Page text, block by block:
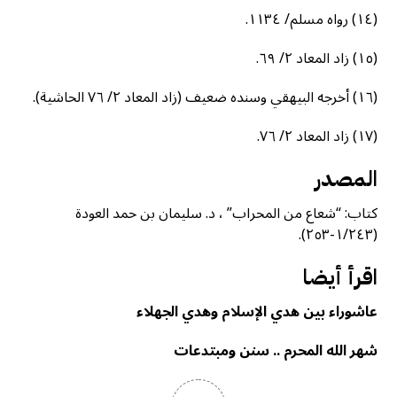
(١٤) رواه مسلم/ ١١٣٤.
(١٥) زاد المعاد ٢/ ٦٩.
(١٦) أخرجه البيهقي وسنده ضعيف (زاد المعاد ٢/ ٧٦ الحاشية).
(١٧) زاد المعاد ٢/ ٧٦.
المصدر
كتاب: “شعاع من المحراب” ، د. سليمان بن حمد العودة
(١/٢٤٣-٢٥٣).
اقرأ أيضا
عاشوراء بين هدي الإسلام وهدي الجهلاء
شهر الله المحرم .. سنن ومبتدعات